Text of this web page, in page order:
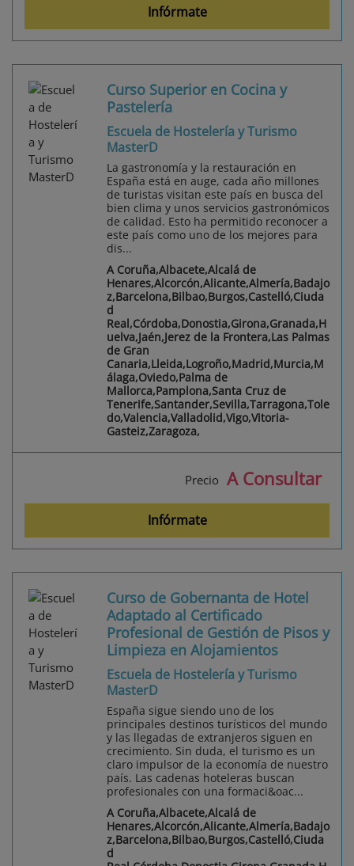
Infórmate
Curso Superior en Cocina y
Pastelería
Escuela de Hostelería y Turismo
MasterD
La gastronomía y la restauración en
España está en auge, cada año millones
de turistas visitan este país en busca del
bien clima y unos servicios gastronómicos
de calidad. Esto ha permitido reconocer a
este país como uno de los mejores para
dis...
A Coruña,Albacete,Alcalá de
Henares,Alcorcón,Alicante,Almería,Badajo
z,Barcelona,Bilbao,Burgos,Castelló,Ciuda
d
Real,Córdoba,Donostia,Girona,Granada,H
uelva,Jaén,Jerez de la Frontera,Las Palmas
de Gran
Canaria,Lleida,Logroño,Madrid,Murcia,M
álaga,Oviedo,Palma de
Mallorca,Pamplona,Santa Cruz de
Tenerife,Santander,Sevilla,Tarragona,Tole
do,Valencia,Valladolid,Vigo,Vitoria-
Gasteiz,Zaragoza,
Precio A Consultar
Infórmate
Curso de Gobernanta de Hotel
Adaptado al Certificado
Profesional de Gestión de Pisos y
Limpieza en Alojamientos
Escuela de Hostelería y Turismo
MasterD
España sigue siendo uno de los
principales destinos turísticos del mundo
y las llegadas de extranjeros siguen en
crecimiento. Sin duda, el turismo es un
claro impulsor de la economía de nuestro
país. Las cadenas hoteleras buscan
profesionales con una formaci&oac...
A Coruña,Albacete,Alcalá de
Henares,Alcorcón,Alicante,Almería,Badajo
z,Barcelona,Bilbao,Burgos,Castelló,Ciuda
d